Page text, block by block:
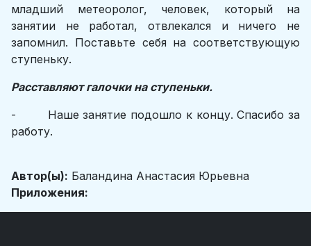
младший метеоролог, человек, который на
занятии не работал, отвлекался и ничего не
запомнил. Поставьте себя на соответствующую
ступеньку.
Расставляют галочки на ступеньки.
- Наше занятие подошло к концу. Спасибо за
работу.
Автор(ы): Баландина Анастасия Юрьевна
Приложения: